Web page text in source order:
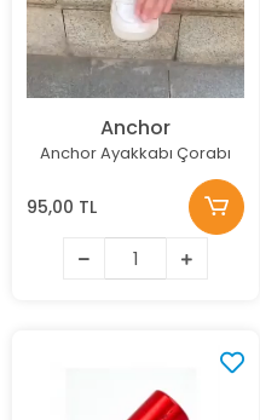
Anchor
Anchor Ayakkabı Çorabı
95,00 TL